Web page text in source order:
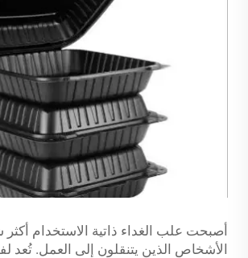
أصبحت علب الغداء ذاتية الاستخدام
الأشخاص الذين يتنقلون إلى العمل. تُعد